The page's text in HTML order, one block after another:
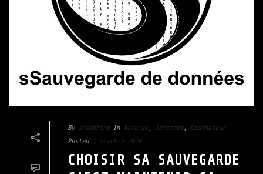
By Joséphine In Astuces , Internet , Ordinateur
Posted 1 octobre 2020
CHOISIR SA SAUVEGARDE